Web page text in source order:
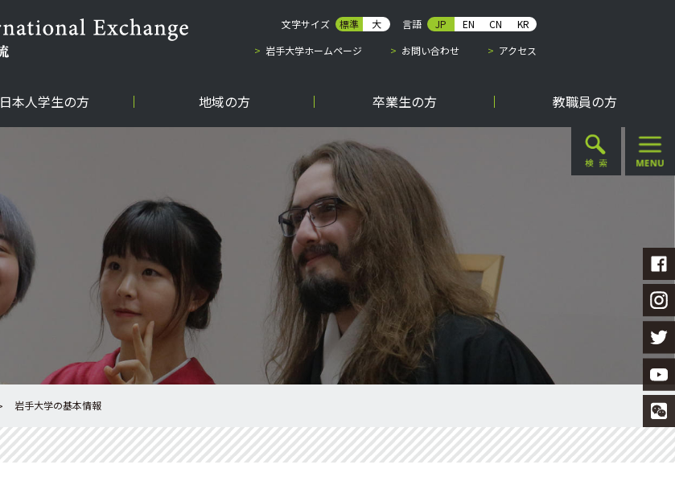
文字サイズ 標準 大 言語 JP EN CN
KR
岩手大学ホームページ
お問い合わせ アクセス
日本人学生の方 地域の方 卒業生の方 教職員の方
岩手大学の基本情報